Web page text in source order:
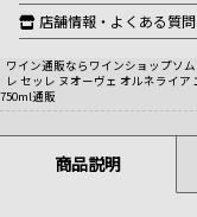
店舗情報・よくある質問
ワイン通販ならワインショップソム
レ セッレ ヌオーヴェ オルネライア
750ml通販
商品説明